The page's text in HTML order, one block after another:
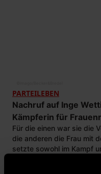
PARTEILEBEN
Nachruf auf Inge
Kämpferin für
Für die einen war sie die
die anderen die Frau mit
setzte sowohl im Kampf